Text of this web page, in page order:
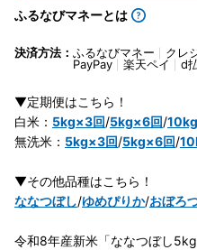
ふるなびマネーとは
決済方法： ふるなびマネー クレ
PayPay
楽天ペイ d
▼定期便はこちら！
白米： 5kg×3回/5kg×6回/
無洗米： 5kg×3回/5kg×6回/
▼その他品種はこちら！
ななつぼし/ゆめぴりか/おぼろ
令和8年産新米「ななつぼし